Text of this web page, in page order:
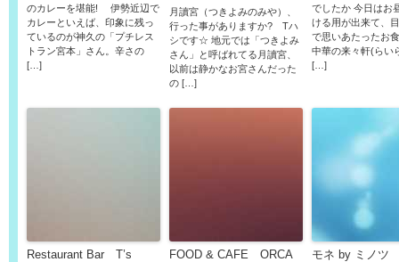
のカレーを堪能! 伊勢近辺で
カレーといえば、印象に残っ
ているのが神久の「プチレス
トラン宮本」さん。辛さの
[…]
月讀宮（つきよみのみや）、
行った事がありますか? Tハ
シです☆ 地元では「つきよみ
さん」と呼ばれてる月讀宮、
以前は静かなお宮さんだった
の […]
でしたか 今日はお
ける用が出来て、
で思いあたったお
中華の来々軒(らい
[…]
Restaurant Bar T’s
FOOD & CAFE ORCA
モネ by ミノツ